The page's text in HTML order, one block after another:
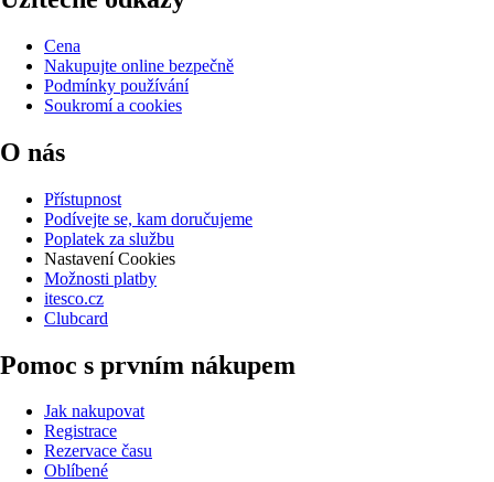
Cena
Nakupujte online bezpečně
Podmínky používání
Soukromí a cookies
O nás
Přístupnost
Podívejte se, kam doručujeme
Poplatek za službu
Nastavení Cookies
Možnosti platby
itesco.cz
Clubcard
Pomoc s prvním nákupem
Jak nakupovat
Registrace
Rezervace času
Oblíbené